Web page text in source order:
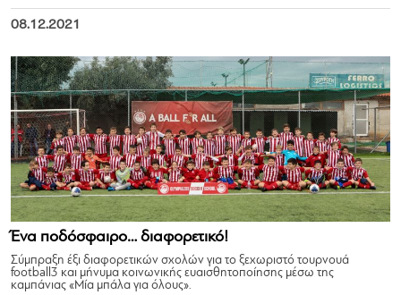
08.12.2021
Ένα ποδόσφαιρο… διαφορετικό!
Σύμπραξη έξι διαφορετικών σχολών για το ξεχωριστό τουρνουά
football3 και μήνυμα κοινωνικής ευαισθητοποίησης μέσω της
καμπάνιας «Μία μπάλα για όλους».